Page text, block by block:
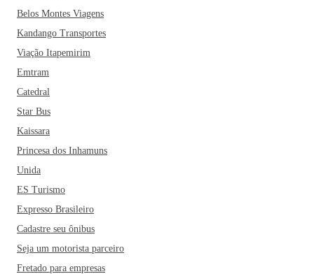
Belos Montes Viagens
Kandango Transportes
Viação Itapemirim
Emtram
Catedral
Star Bus
Kaissara
Princesa dos Inhamuns
Unida
ES Turismo
Expresso Brasileiro
Cadastre seu ônibus
Seja um motorista parceiro
Fretado para empresas